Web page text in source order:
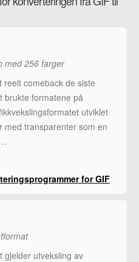
med 256 farger
comeback de siste
brukte formatene på
utviklet
med transparenter som en
for GIF
gjelder utveksling av